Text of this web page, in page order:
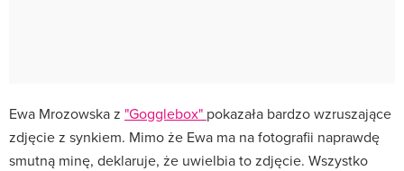
Ewa Mrozowska z "Gogglebox" pokazała bardzo wzruszające
zdjęcie z synkiem. Mimo że Ewa ma na fotografii naprawdę
smutną minę, deklaruje, że uwielbia to zdjęcie. Wszystko